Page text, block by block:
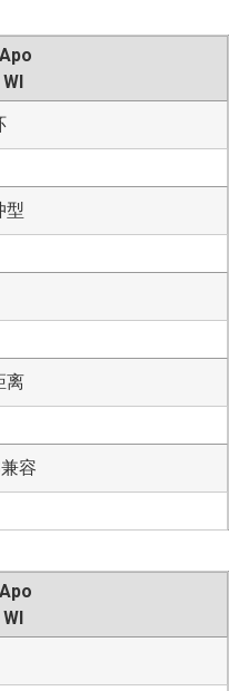
型
离
容